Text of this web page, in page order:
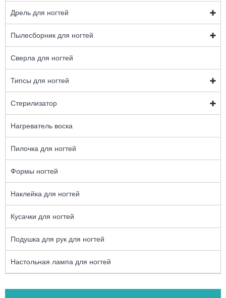
Дрель для ногтей
Пылесборник для ногтей
Сверла для ногтей
Типсы для ногтей
Стерилизатор
Нагреватель воска
Пилочка для ногтей
Формы ногтей
Наклейка для ногтей
Кусачки для ногтей
Подушка для рук для ногтей
Настольная лампа для ногтей